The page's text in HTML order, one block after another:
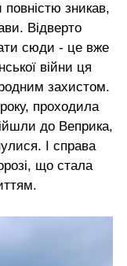
повністю зникав,
Відверто
сюди - це вже
війни ця
захистом.
проходила
до Веприка,
І справа
що стала